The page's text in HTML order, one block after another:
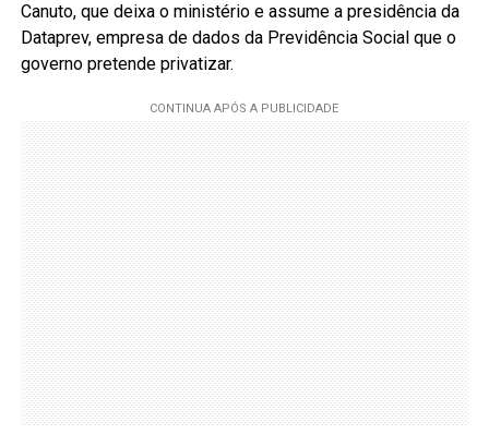
Canuto, que deixa o ministério e assume a presidência da
Dataprev, empresa de dados da Previdência Social que o
governo pretende privatizar.